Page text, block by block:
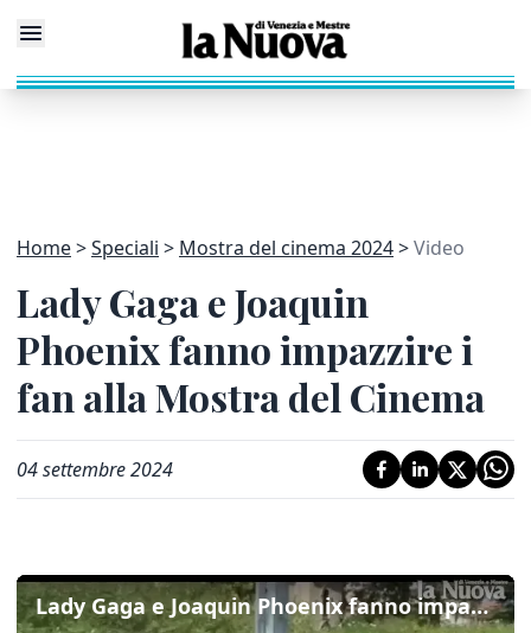
Home Speciali Mostra del cinema 2024 Video
Lady Gaga e Joaquin
Phoenix fanno impazzire i
fan alla Mostra del Cinema
04 settembre 2024
Lady Gaga e Joaquin Phoenix fanno impazzire i fan alla Mostra del Cinema